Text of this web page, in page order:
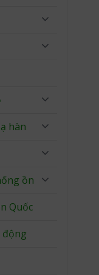
hàn
ồn
Quốc
động